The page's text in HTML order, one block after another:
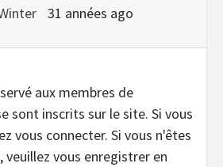
31 années ago
aux membres de
sont inscrits sur le site. Si vous
vous connecter. Si vous n'êtes
veuillez vous enregistrer en